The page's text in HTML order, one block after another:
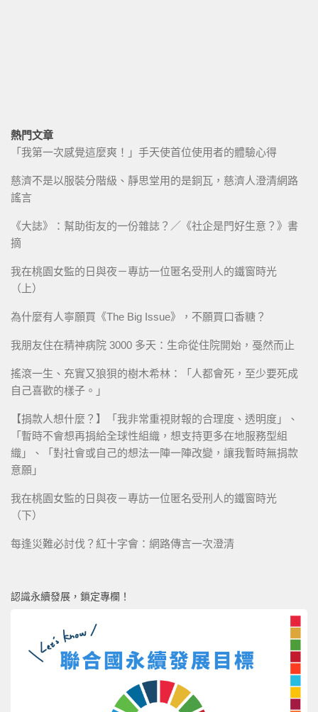
熱門文章
「我第一次感覺這麼爽！」手天使首位使用者的體驗心得
慈濟不是以服裝分階級、靜思堂用的是銅瓦，慈濟人澄清網路
謠言
《大誌》：幫助街友的一份雜誌？／《社企是門好生意？》書
摘
我在桃園女監的日與夜－專訪一位匿名受刑人的鐵窗時光
（上）
為什麼有人寧願買《The Big Issue》，不願買口香糖？
我朋友住在精神病院 3000 多天：生命從住院開始，戞然而止
搖滾一生、充實又狼狽的樹木希林：「人都會死，至少要死成
自己喜歡的樣子。」
【捐款人想什麼？】「我非常重視財報的合理度、透明度」、
「暫時不會想再捐給全球性組織，想支持更多在地服務型組
織」、「對社會或自己的想法一陣一陣改變，讓我暫時無捐款
意願」
我在桃園女監的日與夜－專訪一位匿名受刑人的鐵窗時光
（下）
每逢災難必討伐？紅十字會：網路傳言一次澄清
認識永續發展，鎖定專欄！